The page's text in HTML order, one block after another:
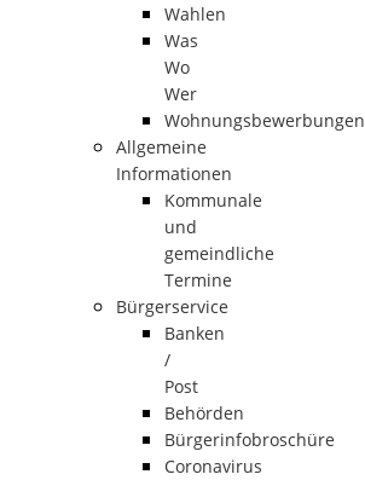
Wahlen
Was
Wo
Wer
Wohnungsbewerbungen
Allgemeine
Informationen
Kommunale
und
gemeindliche
Termine
Bürgerservice
Banken
/
Post
Behörden
Bürgerinfobroschüre
Coronavirus